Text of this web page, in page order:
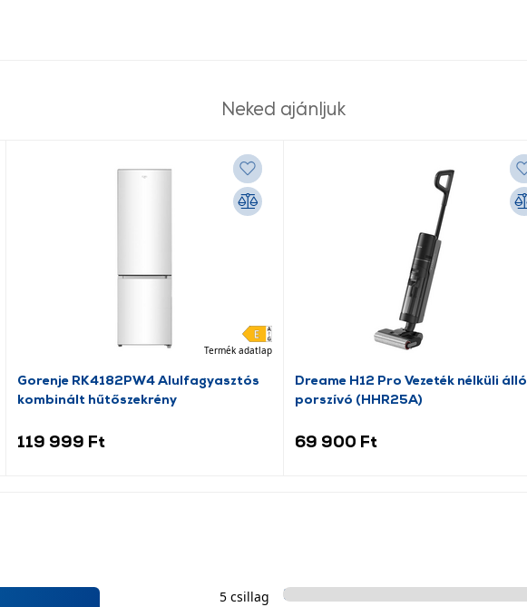
Neked ajánljuk
Termék adatlap
Gorenje RK4182PW4 Alulfagyasztós
kombinált hűtőszekrény
119 999 Ft
Dreame H12 Pro Vezeték nélküli álló
porszívó (HHR25A)
69 900 Ft
5 csillag